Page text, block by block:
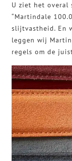
U ziet het overal
“Martindale
slijtvastheid. En
leggen wij
regels om de